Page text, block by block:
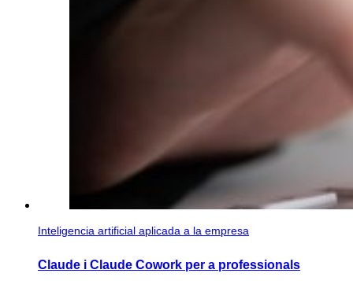
Inteligencia artificial aplicada a la empresa
Claude i Claude Cowork per a professionals